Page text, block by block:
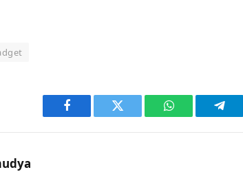
Facebook Twitter WhatsApp